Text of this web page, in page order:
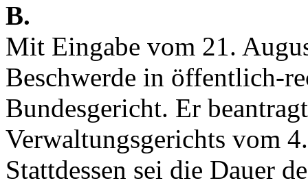
B.
Mit Eingabe vom 21.
Beschwerde in öffentlich-
Bundesgericht. Er
Verwaltungsgerichts vom
Stattdessen sei die Dauer